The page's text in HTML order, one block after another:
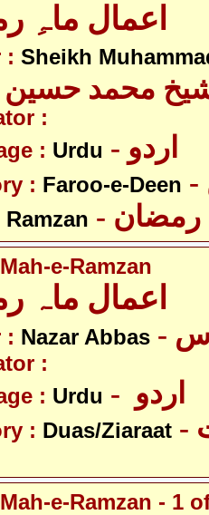
اعمال ماہِ
: Sheikh
محمد حسین
:
: Urdu - اردو
: Faroo-e-Deen
Ramzan - رمضان
e-Ramzan
اعمال ماہ
: Nazar Abbas
:
: Urdu
: Duas/Ziaraat
e-Ramzan - 1